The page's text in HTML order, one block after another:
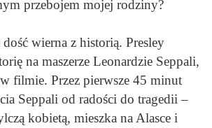
przebojem mojej rodziny?
wierna z historią. Presley
na maszerze Leonardzie Seppali,
filmie. Przez pierwsze 45 minut
Seppali od radości do tragedii –
kobietą, mieszka na Alasce i